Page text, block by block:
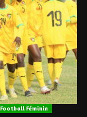
Football Féminin